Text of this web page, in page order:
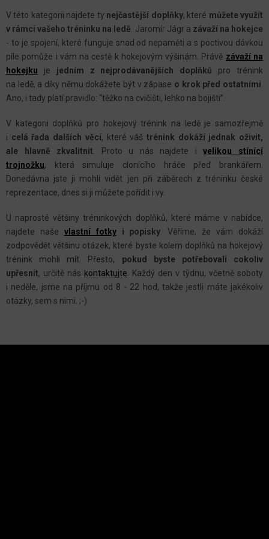
V
L
Á
D
A
C
Í
P
R
V
K
Y
V
Ý
P
I
S
U
V této kategorii najdete ty nejčastější doplňky, které můžete využít
v rámci vašeho tréninku na ledě . Jaromír Jágr a závaží na hokejce
- to je spojení, které funguje snad od nepaměti a s poctivou dávkou
píle pomůže i vám na cestě k hokejovým výšinám. Právě závaží na
hokejku je jedním z nejprodávanějších doplňků pro trénink
na ledě, a díky němu dokážete být v zápase o krok před ostatními
Ano, i tady platí pravidlo: “těžko na cvičišti, lehko na bojišti”.
V kategorii doplňků pro hokejový trénink na ledě je samozřejmě
i celá řada dalších věcí, které váš trénink dokáží jednak oživit,
ale hlavně zkvalitnit . Proto u nás najdete ivelikou stínící
trojnožku, která simuluje clonícího hráče před brankářem.
Donedávna jste ji mohli vidět jen při záběrech z tréninku české
reprezentace, dnes si ji můžete pořídit i vy.
U naprosté většiny tréninkových doplňků, které máme v nabídce,
najdete naše vlastní fotkyi popisky . Věříme, že vám dokáží
zodpovědět většinu otázek, které byste kolem doplňků na hokejový
trénink mohli mít. Přesto, pokud byste potřebovali cokoliv
upřesnit, určitě nás kontaktujte
Každý den v týdnu, včetně soboty
i neděle, jsme na příjmu od 8 - 22 hod, takže jestli máte jakékoliv
otázky, sem s nimi. ;-)
Z